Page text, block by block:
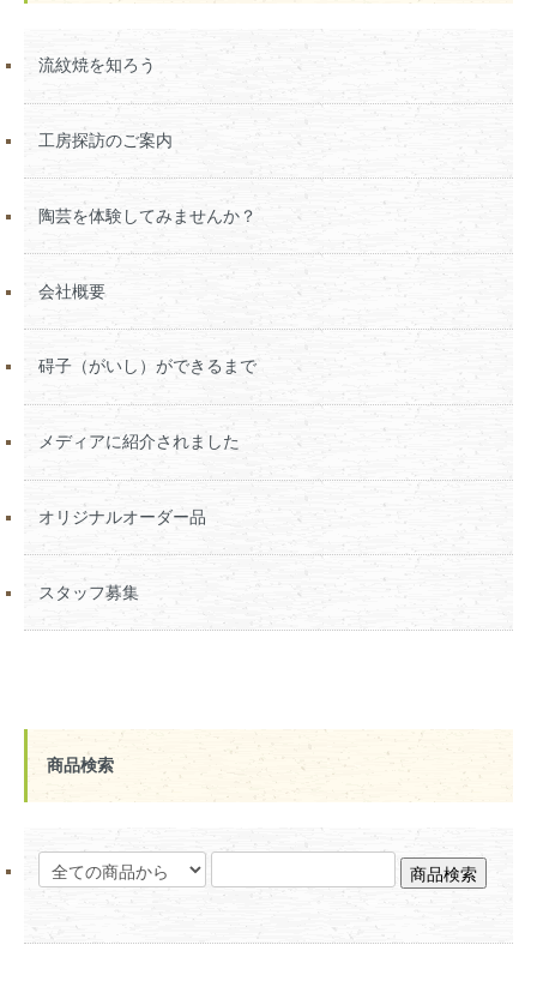
流紋焼を知ろう
工房探訪のご案内
陶芸を体験してみませんか？
会社概要
碍子（がいし）ができるまで
メディアに紹介されました
オリジナルオーダー品
スタッフ募集
商品検索